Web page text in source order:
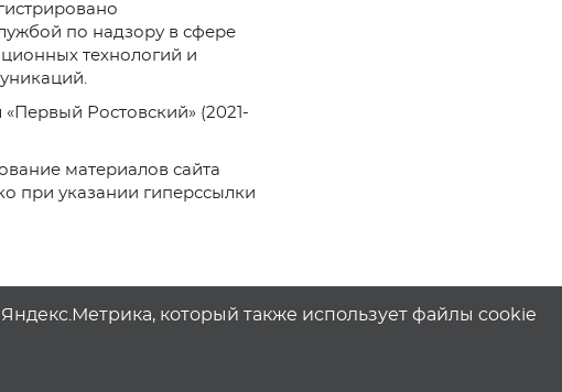
по надзору в сфере
технологий и
Ростовский» (2021-
материалов сайта
при указании гиперссылки
который также использует файлы cookie